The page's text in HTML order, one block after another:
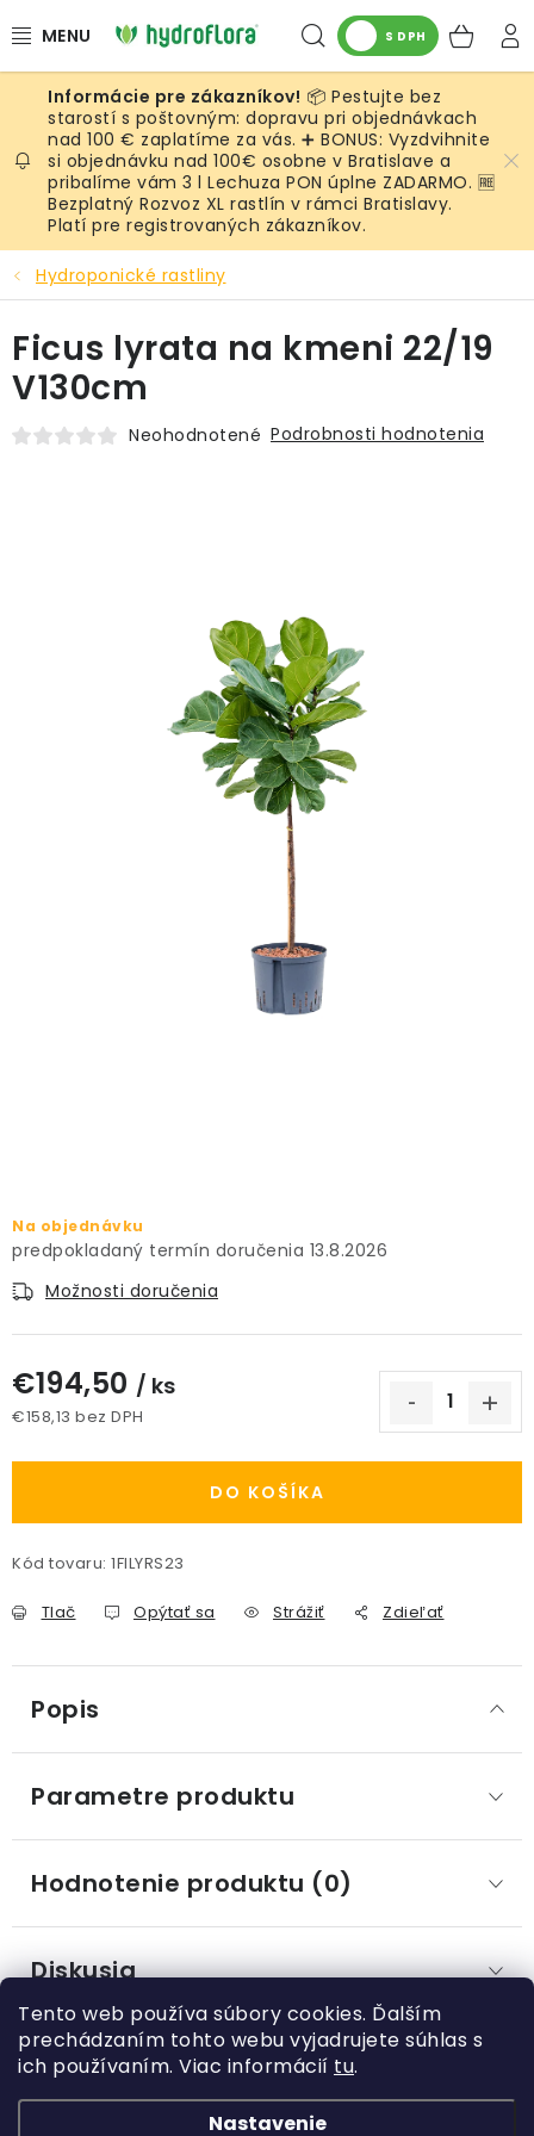
Tento web používa súbory cookies. Ďalším
prechádzaním tohto webu vyjadrujete súhlas s
ich používaním. Viac informácií tu.
Nastavenie
na
Hľadať
S DPH
RASTLINY
UMELÉ RASTLINY
KVETINÁČE
SUBSTRÁTY A PRÍSLUŠENSTVO
SERVIS INTERIÉROVEJ ZELENE
INTERIÉROVÉ DEKORÁCIE
KVETINÁČE A OBALY NA RASTLINY
ZNAČKY
Podmienky ochrany osobných údajov
Spôsoby platby
Kontakt / Právne údaje
📦 Pestujte bez
starostí s poštovným: dopravu pri objednávkach
nad 100 € zaplatíme za vás. ➕ BONUS: Vyzdvihnite
si objednávku nad 100€ osobne v Bratislave a
pribalíme vám 3 l Lechuza PON úplne ZADARMO. 🆓
Bezplatný Rozvoz XL rastlín v rámci Bratislavy.
Platí pre registrovaných zákazníkov.
Hydroponické rastliny
Na objednávku
13.8.2026
Možnosti doručenia
€194,50 / ks
€158,13 bez DPH
DO KOŠÍKA
Kód tovaru: 1FILYRS23
Tlač Opýtať sa Strážiť Zdieľať
Ficus lyrata na kmeni 22/19
V130cm
Neohodnotené Podrobnosti hodnotenia
Popis
Parametre produktu
Hodnotenie produktu (0)
Diskusia
á